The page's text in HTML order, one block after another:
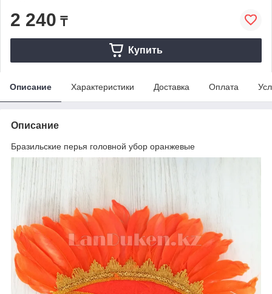
2 240 ₸
Купить
Описание Характеристики Доставка Оплата
Описание
Бразильские перья головной убор оранжевые